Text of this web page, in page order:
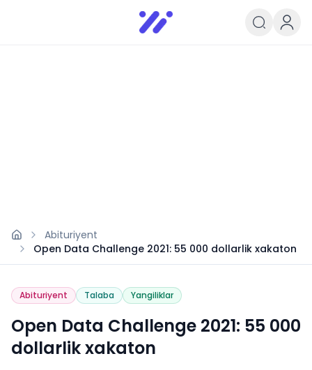
Infoedu
Ta&#039;lim xabarlari va
Abituriyent
Open Data Challenge 2021: 55 000 dollarlik xakaton
Abituriyent Talaba Yangiliklar
Open Data Challenge 2021: 55 000
dollarlik xakaton